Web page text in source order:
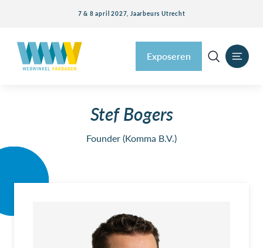
7 & 8 april 2027, Jaarbeurs Utrecht
Exposeren
Stef Bogers
Founder (Komma B.V.)